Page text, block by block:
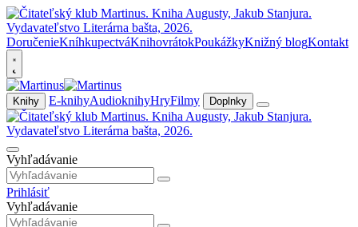
DoručenieKníhkupectváKnihovrátokPoukážkyKnižný blogKontakt
Knihy E-knihyAudioknihyHryFilmy Doplnky
Vyhľadávanie
Prihlásiť
Vyhľadávanie